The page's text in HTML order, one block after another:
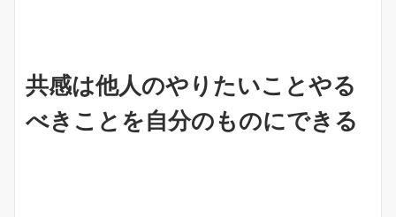
共感は他人のやりたいことやる
べきことを自分のものにできる